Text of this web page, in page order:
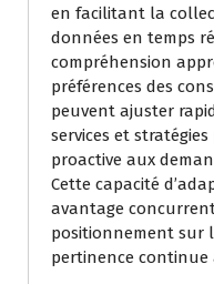
en facilitant la
données en temps
compréhension
préférences des
peuvent ajuster
services et
proactive aux
Cette capacité
avantage
positionnement sur
pertinence continue